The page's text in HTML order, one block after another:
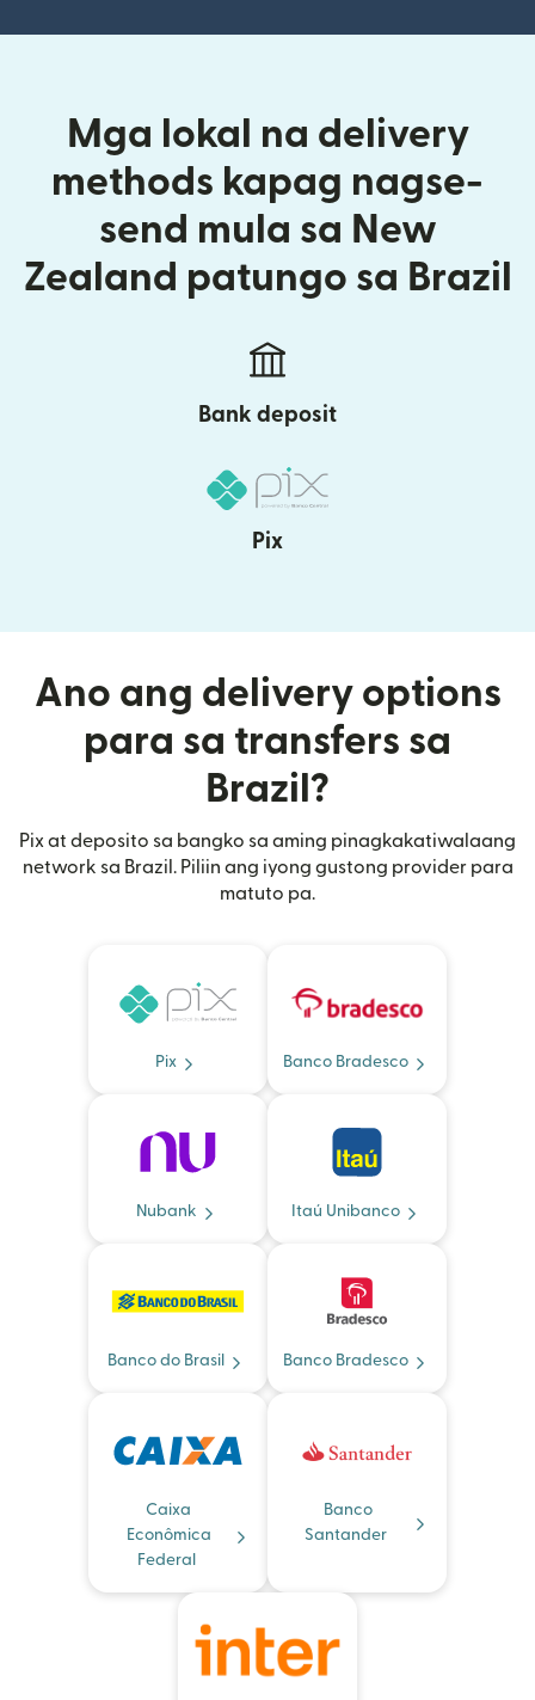
Mga lokal na delivery
methods kapag nagse-
send mula sa New
Zealand patungo sa Brazil
Bank deposit
Pix
Ano ang delivery options
para sa transfers sa
Brazil?
Pix at deposito sa bangko sa aming pinagkakatiwalaang
network sa Brazil. Piliin ang iyong gustong provider para
matuto pa.
Pix Banco Bradesco
Nubank Itaú Unibanco
Banco do Brasil Banco Bradesco
Caixa
Econômica
Federal
Banco
Santander